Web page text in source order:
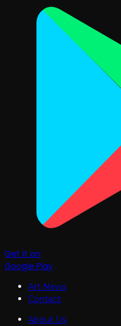
Get it on
Google Play
Art News
Contact
About Us